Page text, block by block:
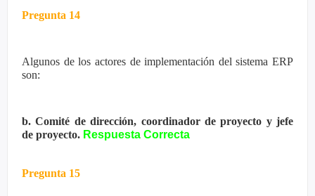
Pregunta 14
Algunos de los actores de implementación del sistema ERP
son:
b. Comité de dirección, coordinador de proyecto y jefe
de proyecto. Respuesta Correcta
Pregunta 15